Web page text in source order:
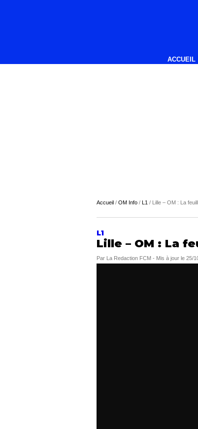
ACCUEIL
Accueil / OM Info / L1 / Lille – OM : La
L1
Lille – OM : La
Par La Redaction FCM - Mis à jour le 25/